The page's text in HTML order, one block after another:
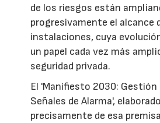
de los riesgos están
progresivamente el alcance
instalaciones, cuya
un papel cada vez más
seguridad privada.
El 'Manifiesto 2030:
Señales de Alarma',
precisamente de esa